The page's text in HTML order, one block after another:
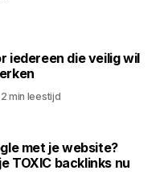
iedereen die veilig wil
2 min leestijd
met je website?
TOXIC backlinks nu